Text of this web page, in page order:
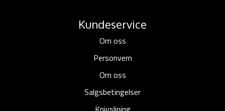
Kundeservice
Om oss
Personvern
Om oss
Salgsbetingelser